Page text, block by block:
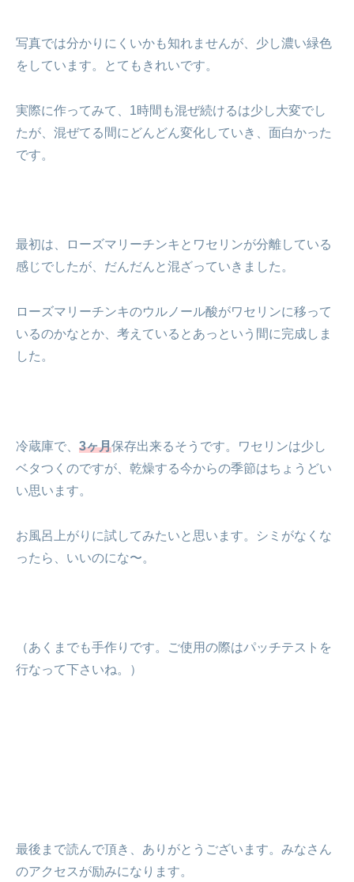
写真では分かりにくいかも知れませんが、少し濃い緑色
をしています。とてもきれいです。
実際に作ってみて、1時間も混ぜ続けるは少し大変でし
たが、混ぜてる間にどんどん変化していき、面白かった
です。
最初は、ローズマリーチンキとワセリンが分離している
感じでしたが、だんだんと混ざっていきました。
ローズマリーチンキのウルノール酸がワセリンに移って
いるのかなとか、考えているとあっという間に完成しま
した。
冷蔵庫で、 3ヶ月保存出来るそうです。ワセリンは少し
ベタつくのですが、乾燥する今からの季節はちょうどい
い思います。
お風呂上がりに試してみたいと思います。シミがなくな
ったら、いいのにな〜。
（あくまでも手作りです。ご使用の際はパッチテストを
行なって下さいね。）
最後まで読んで頂き、ありがとうございます。みなさん
のアクセスが励みになります。